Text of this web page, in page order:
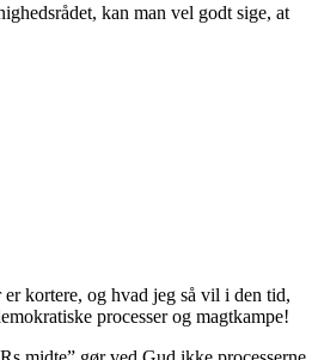
kan man vel godt sige, at
kortere, og hvad jeg så vil i den tid,
processer og magtkampe!